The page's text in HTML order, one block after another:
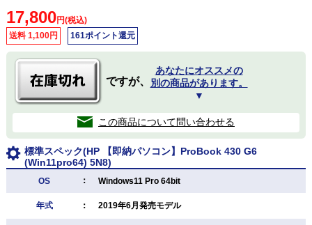
17,800円(税込)
送料 1,100円
161ポイント還元
ですが、
あなたにオススメの
別の商品があります。
▼
この商品について問い合わせる
標準スペック(HP 【即納パソコン】ProBook 430 G6
(Win11pro64) 5N8)
OS ： Windows11 Pro 64bit
年式 ： 2019年6月発売モデル